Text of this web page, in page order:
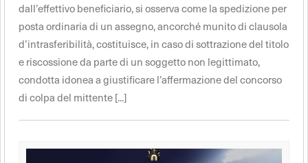
dall’effettivo beneficiario, si osserva come la spedizione per
posta ordinaria di un assegno, ancorché munito di clausola
d’intrasferibilità, costituisce, in caso di sottrazione del titolo
e riscossione da parte di un soggetto non legittimato,
condotta idonea a giustificare l’affermazione del concorso
di colpa del mittente [...]